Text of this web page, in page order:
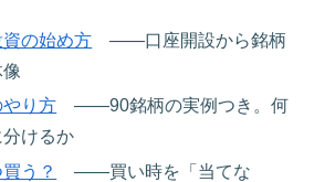
の始め方 ——口座開設から銘柄
り方 ——90銘柄の実例つき。何
けるか
う？
——買い時を「当てな